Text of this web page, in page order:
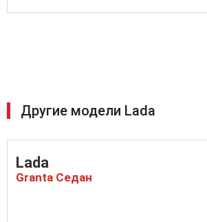
Другие модели Lada
Lada
Granta Седан